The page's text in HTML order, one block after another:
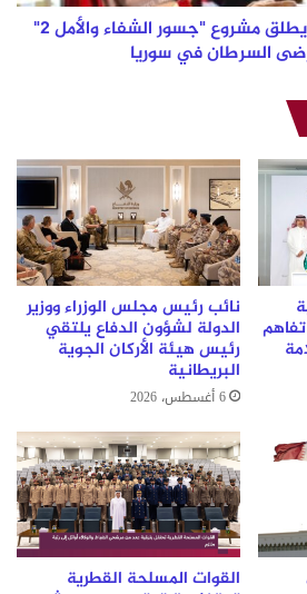
الهلال الأحمر القطري يطلق مشروع "جسور الشفاء والأمل 2"
السرطان في سوريا
نائب رئيس مجلس الوزراء ووزير
الدولة لشؤون الدفاع يلتقي
رئيس هيئة الأركان الجوية
البريطانية
6 أغسطس، 2026
القوات المسلحة القطرية